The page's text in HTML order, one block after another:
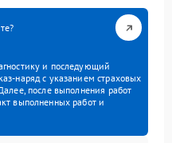
и последующий
наряд с указанием страховых
после выполнения работ
выполненных работ и